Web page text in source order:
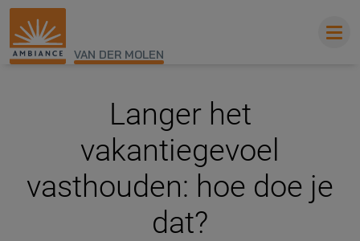
VAN DER MOLEN
Langer het
vakantiegevoel
vasthouden: hoe doe je
dat?